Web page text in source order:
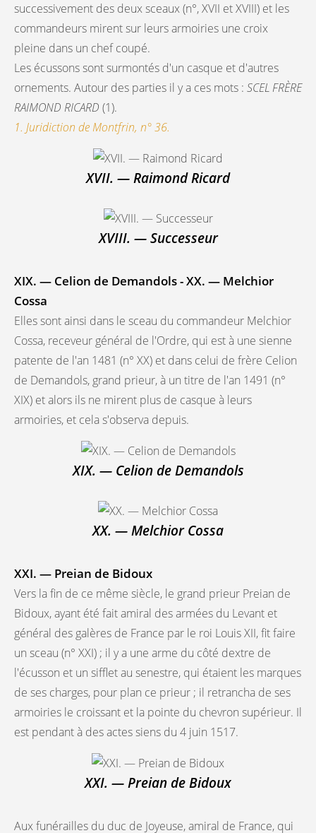
successivement des deux sceaux (n°, XVII et XVIII) et les
commandeurs mirent sur leurs armoiries une croix
pleine dans un chef coupé.
Les écussons sont surmontés d'un casque et d'autres
ornements. Autour des parties il y a ces mots : SCEL FRÈRE
RAIMOND RICARD (1).
1. Juridiction de Montfrin, n° 36.
XVII. — Raimond Ricard
XVIII. — Successeur
XIX. — Celion de Demandols - XX. — Melchior
Cossa
Elles sont ainsi dans le sceau du commandeur Melchior
Cossa, receveur général de l'Ordre, qui est à une sienne
patente de l'an 1481 (n° XX) et dans celui de frère Celion
de Demandols, grand prieur, à un titre de l'an 1491 (n°
XIX) et alors ils ne mirent plus de casque à leurs
armoiries, et cela s'observa depuis.
XIX. — Celion de Demandols
XX. — Melchior Cossa
XXI. — Preian de Bidoux
Vers la fin de ce même siècle, le grand prieur Preian de
Bidoux, ayant été fait amiral des armées du Levant et
général des galères de France par le roi Louis XII, fit faire
un sceau (n° XXI) ; il y a une arme du côté dextre de
l'écusson et un sifflet au senestre, qui étaient les marques
de ses charges, pour plan ce prieur ; il retrancha de ses
armoiries le croissant et la pointe du chevron supérieur. Il
est pendant à des actes siens du 4 juin 1517.
XXI. — Preian de Bidoux
Aux funérailles du duc de Joyeuse, amiral de France, qui